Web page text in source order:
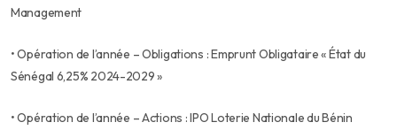
Management
• Opération de l’année – Obligations : Emprunt Obligataire « État du
Sénégal 6,25% 2024-2029 »
• Opération de l’année – Actions : IPO Loterie Nationale du Bénin